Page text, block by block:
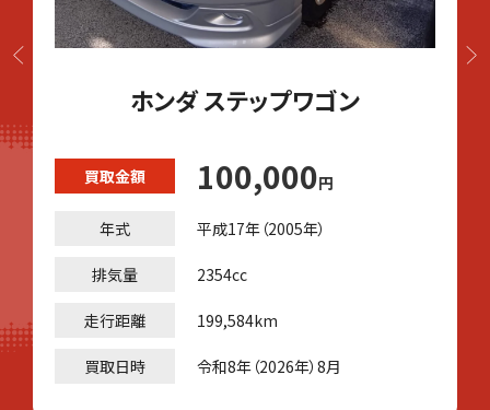
ホンダ ステップワゴン
買取金額 100,000円
年式 平成17年（2005年）
排気量 2354cc
走行距離 199,584km
買取日時 令和8年（2026年）8月